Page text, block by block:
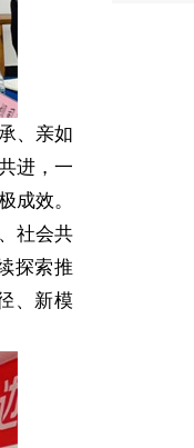
、亲如
进，一
成效。
社会共
探索推
、新模